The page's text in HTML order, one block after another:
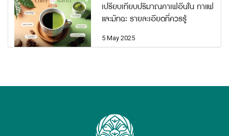
เปรียบเทียบปริมาณคาเฟอีนใน กาแฟ
และมัทฉะ รายละเอียดที่ควรรู้
5 May 2025